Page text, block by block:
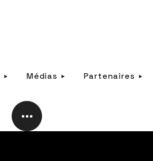
Médias Partenaires